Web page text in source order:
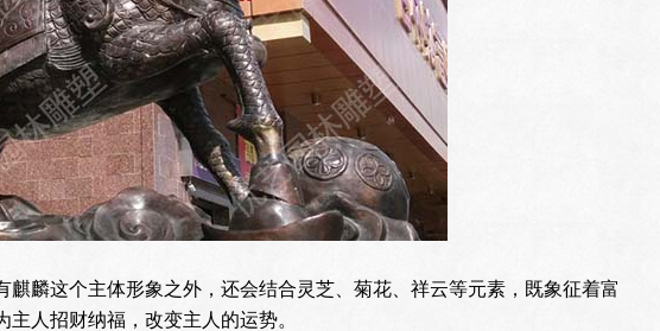
麟这个主体形象之外，还会结合灵芝、菊花、祥云等元素，既象征着富
人招财纳福，改变主人的运势。